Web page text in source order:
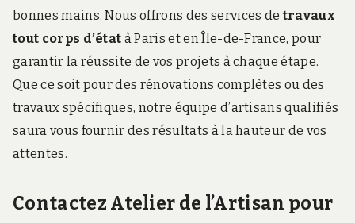
bonnes mains. Nous offrons des services detravaux
tout corps d’état à Paris et en Île-de-France, pour
garantir la réussite de vos projets à chaque étape.
Que ce soit pour des rénovations complètes ou des
travaux spécifiques, notre équipe d’artisans qualifiés
saura vous fournir des résultats à la hauteur de vos
attentes.
Contactez Atelier de l’Artisan pour